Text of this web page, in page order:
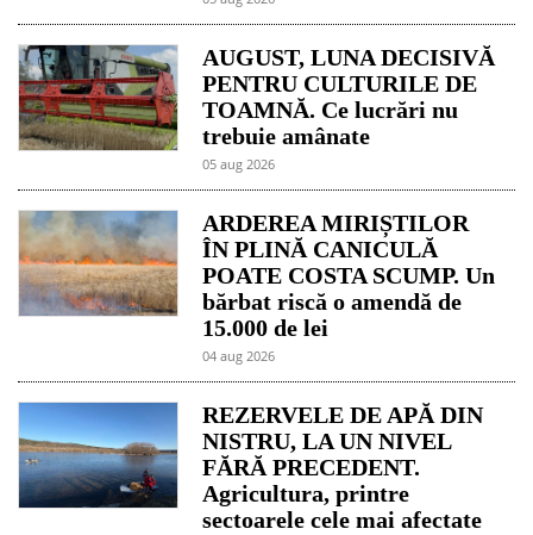
AUGUST, LUNA DECISIVĂ
PENTRU CULTURILE DE
TOAMNĂ. Ce lucrări nu
trebuie amânate
05 aug 2026
ARDEREA MIRIȘTILOR
ÎN PLINĂ CANICULĂ
POATE COSTA SCUMP. Un
bărbat riscă o amendă de
15.000 de lei
04 aug 2026
REZERVELE DE APĂ DIN
NISTRU, LA UN NIVEL
FĂRĂ PRECEDENT.
Agricultura, printre
sectoarele cele mai afectate